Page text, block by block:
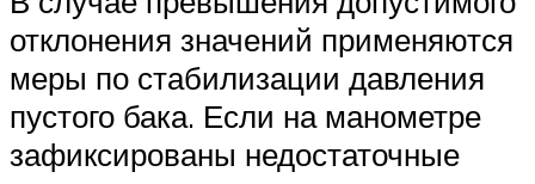
отклонения значений применяются
меры по стабилизации давления
пустого бака. Если на манометре
зафиксированы недостаточные